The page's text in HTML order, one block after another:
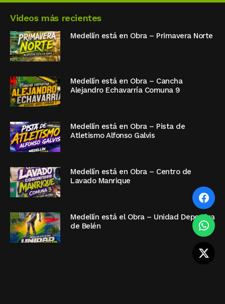
Videos más recientes
Medellín está en Obra – Primavera Norte
Medellín está en Obra – Cancha
Alejandro Echavarría Comuna 9
Medellín está en Obra – Pista de
Atletismo Alfonso Galvis
Medellín está en Obra – Centro de
Lavado Manrique
Medellín está el Obra – Unidad Deportiva
de Belén